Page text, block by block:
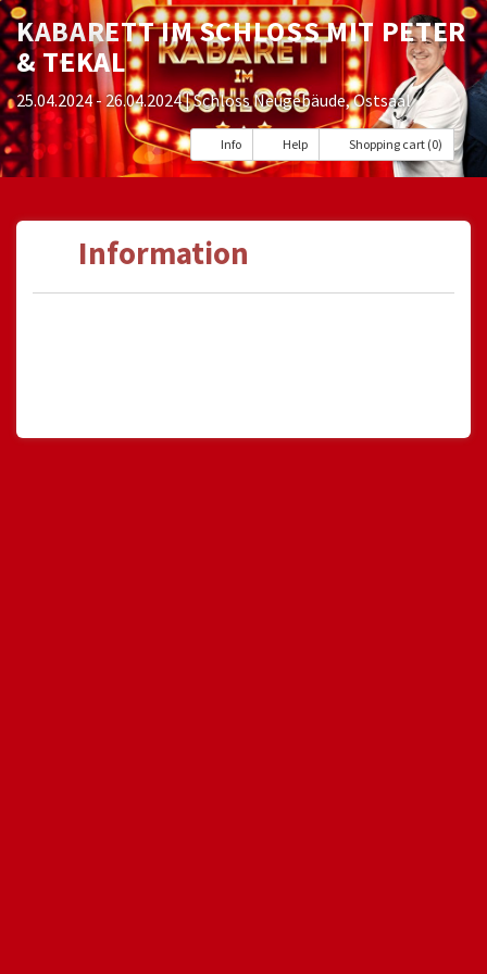
KABARETT IM SCHLOSS MIT PETER
& TEKAL
25.04.2024 - 26.04.2024| Schloss Neugebäude, Ostsaal
Info Help Shopping cart (0)
Information